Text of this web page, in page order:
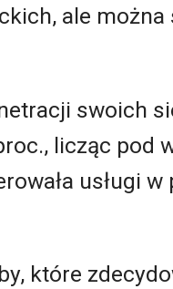
ale można
swoich
licząc pod
usługi w
które